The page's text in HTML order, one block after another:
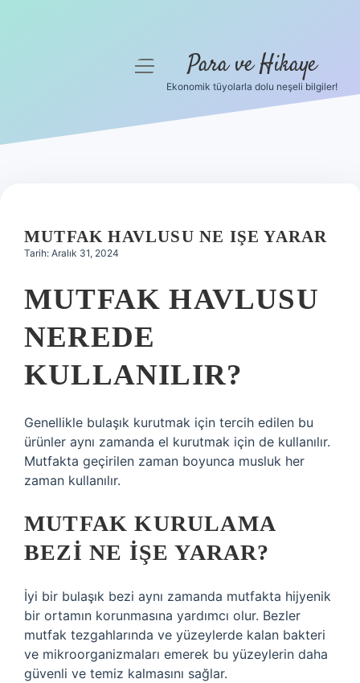
Hakkımızda
menüyü
Para ve Hikaye
Ekonomik tüyolarla dolu neşeli bilgiler!
MUTFAK HAVLUSU NE IŞE YARAR
Tarih: Aralık 31, 2024
MUTFAK HAVLUSU
NEREDE
KULLANILIR?
Genellikle bulaşık kurutmak için tercih edilen bu
ürünler aynı zamanda el kurutmak için de kullanılır.
Mutfakta geçirilen zaman boyunca musluk her
zaman kullanılır.
MUTFAK KURULAMA
BEZI NE IŞE YARAR?
İyi bir bulaşık bezi aynı zamanda mutfakta hijyenik
bir ortamın korunmasına yardımcı olur. Bezler
mutfak tezgahlarında ve yüzeylerde kalan bakteri
ve mikroorganizmaları emerek bu yüzeylerin daha
güvenli ve temiz kalmasını sağlar.